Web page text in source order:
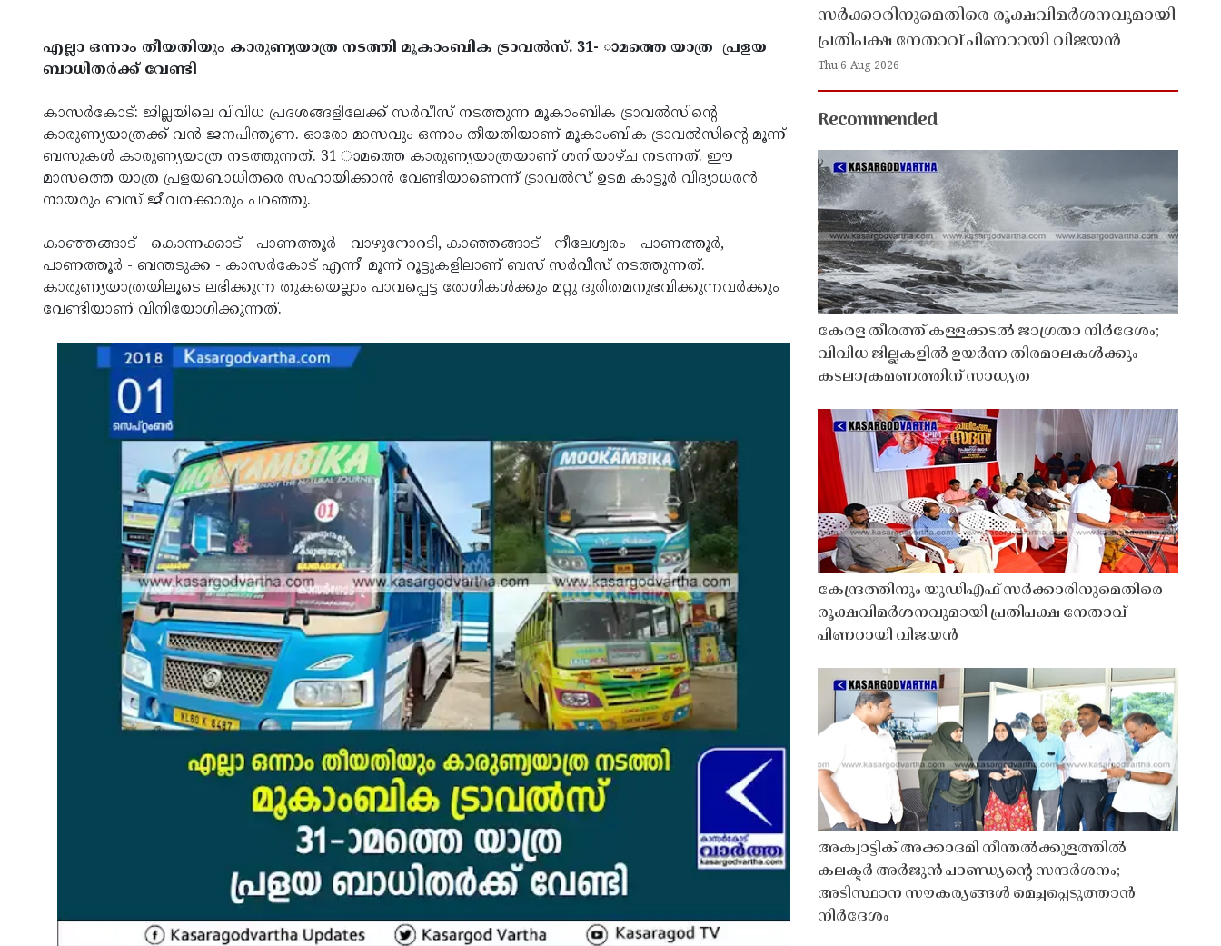
എല്ലാ ഒന്നാം തീയതിയും കാരുണ്യയാത്ര നടത്തി മൂകാംബിക ട്രാവല്‍സ്. 31- ാമത്തെ യാത്ര പ്രളയ
ബാധിതര്‍ക്ക് വേണ്ടി
കാസര്‍കോട്: ജില്ലയിലെ വിവിധ പ്രദശങ്ങളിലേക്ക് സര്‍വീസ് നടത്തുന്ന മൂകാംബിക ട്രാവല്‍സിന്റെ
കാരുണ്യയാത്രക്ക് വന്‍ ജനപിന്തുണ. ഓരോ മാസവും ഒന്നാം തീയതിയാണ് മൂകാംബിക ട്രാവല്‍സിന്റെ മൂന്ന്
ബസുകള്‍ കാരുണ്യയാത്ര നടത്തുന്നത്. 31 ാമത്തെ കാരുണ്യയാത്രയാണ് ശനിയാഴ്ച നടന്നത്. ഈ
മാസത്തെ യാത്ര പ്രളയബാധിതരെ സഹായിക്കാന്‍ വേണ്ടിയാണെന്ന് ട്രാവല്‍സ് ഉടമ കാട്ടൂര്‍ വിദ്യാധരന്‍
നായരും ബസ് ജീവനക്കാരും പറഞ്ഞു.
കാഞ്ഞങ്ങാട് - കൊന്നക്കാട് - പാണത്തൂര്‍ - വാഴുനോറടി, കാഞ്ഞങ്ങാട് - നീലേശ്വരം - പാണത്തൂര്‍,
പാണത്തൂര്‍ - ബന്തടുക്ക - കാസര്‍കോട് എന്നീ മൂന്ന് റൂട്ടുകളിലാണ് ബസ് സര്‍വീസ് നടത്തുന്നത്.
കാരുണ്യയാത്രയിലൂടെ ലഭിക്കുന്ന തുകയെല്ലാം പാവപ്പെട്ട രോഗികള്‍ക്കും മറ്റു ദുരിതമനുഭവിക്കുന്നവര്‍ക്കും
വേണ്ടിയാണ് വിനിയോഗിക്കുന്നത്.
സർക്കാരിനുമെതിരെ രൂക്ഷവിമർശനവുമായി
പ്രതിപക്ഷ നേതാവ് പിണറായി വിജയൻ
Thu,6 Aug 2026
Recommended
കേരള തീരത്ത് കള്ളക്കടൽ ജാഗ്രതാ നിർദേശം;
വിവിധ ജില്ലകളിൽ ഉയർന്ന തിരമാലകൾക്കും
കടലാക്രമണത്തിന് സാധ്യത
കേന്ദ്രത്തിനും യുഡിഎഫ് സർക്കാരിനുമെതിരെ
രൂക്ഷവിമർശനവുമായി പ്രതിപക്ഷ നേതാവ്
പിണറായി വിജയൻ
അക്വാട്ടിക് അക്കാദമി നീന്തൽക്കുളത്തിൽ
കലക്ടർ അർജുൻ പാണ്ഡ്യൻ്റെ സന്ദർശനം;
അടിസ്ഥാന സൗകര്യങ്ങൾ മെച്ചപ്പെടുത്താൻ
നിർദേശം